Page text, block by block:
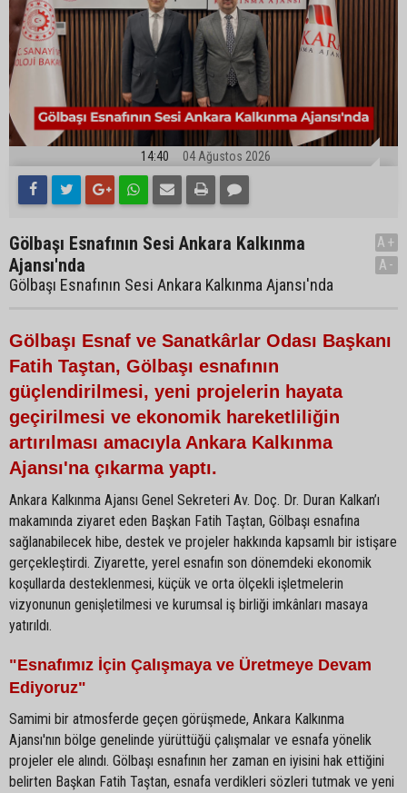
14:40 04 Ağustos 2026
Gölbaşı Esnafının Sesi Ankara Kalkınma
Ajansı'nda
Gölbaşı Esnafının Sesi Ankara Kalkınma Ajansı'nda
A+
A-
Gölbaşı Esnaf ve Sanatkârlar Odası Başkanı
Fatih Taştan, Gölbaşı esnafının
güçlendirilmesi, yeni projelerin hayata
geçirilmesi ve ekonomik hareketliliğin
artırılması amacıyla Ankara Kalkınma
Ajansı'na çıkarma yaptı.
Ankara Kalkınma Ajansı Genel Sekreteri Av. Doç. Dr. Duran Kalkan’ı
makamında ziyaret eden Başkan Fatih Taştan, Gölbaşı esnafına
sağlanabilecek hibe, destek ve projeler hakkında kapsamlı bir istişare
gerçekleştirdi. Ziyarette, yerel esnafın son dönemdeki ekonomik
koşullarda desteklenmesi, küçük ve orta ölçekli işletmelerin
vizyonunun genişletilmesi ve kurumsal iş birliği imkânları masaya
yatırıldı.
"Esnafımız İçin Çalışmaya ve Üretmeye Devam
Ediyoruz"
Samimi bir atmosferde geçen görüşmede, Ankara Kalkınma
Ajansı'nın bölge genelinde yürüttüğü çalışmalar ve esnafa yönelik
projeler ele alındı. Gölbaşı esnafının her zaman en iyisini hak ettiğini
belirten Başkan Fatih Taştan, esnafa verdikleri sözleri tutmak ve yeni